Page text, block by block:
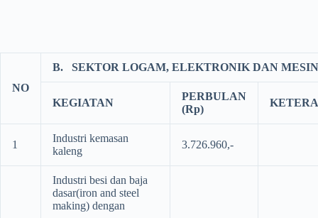
NO
B. SEKTOR LOGAM, ELEKTRONIK DAN MESIN
KEGIATAN
PERBULAN
(Rp)
1
Industri kemasan
kaleng
3.726.960,-
Industri besi dan baja
dasar(iron and steel
making) dengan